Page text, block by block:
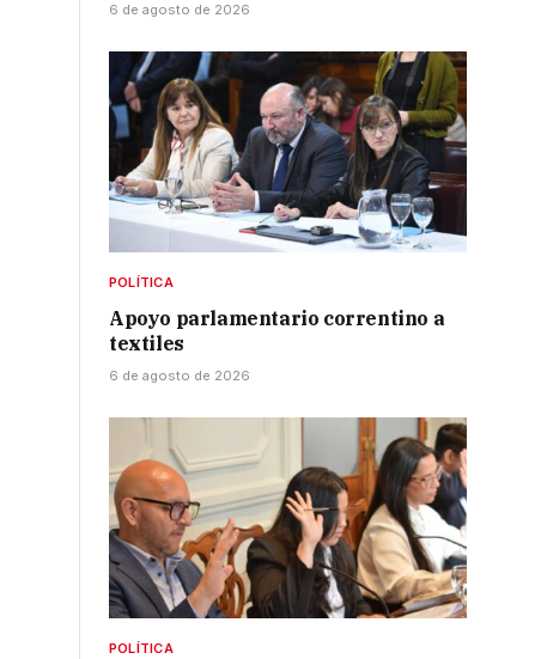
6 de agosto de 2026
POLÍTICA
Apoyo parlamentario correntino a
textiles
6 de agosto de 2026
POLÍTICA